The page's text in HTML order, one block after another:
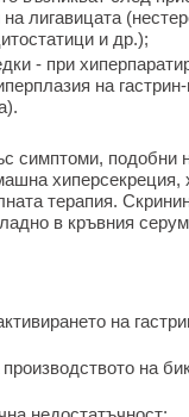
лигавицата
и др.);
- при
на
симптоми, подобни
терапия.
в кръвния
на
на